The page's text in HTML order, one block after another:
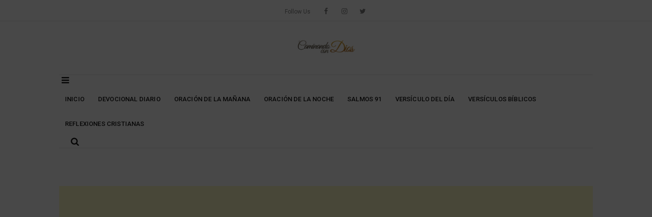
Follow Us
INICIO DEVOCIONAL DIARIO ORACIÓN DE LA MAÑANA ORACIÓN DE LA NOCHE SALMOS 91 VERSÍCULO DEL DÍA VERSÍCULOS BÍBLICOS
REFLEXIONES CRISTIANAS